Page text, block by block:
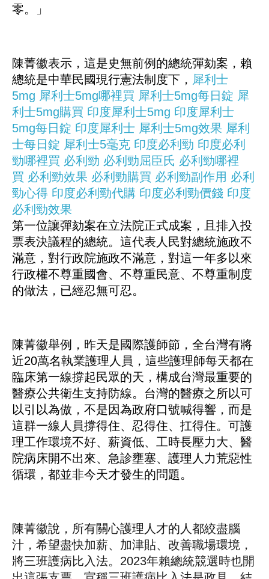
零。」
陳菁徽表示，這是史無前例的總統彈劾案，賴
總統是中華民國現行憲法制度下， 犀利士
5mg 犀利士5mg哪裡買 犀利士5mg每日錠 犀
利士5mg購買 印度犀利士5mg 印度犀利士
5mg每日錠 印度犀利士 犀利士5mg效果 犀利
士每日錠 犀利士5毫克 印度必利勁 印度必利
勁哪裡買 必利勁 必利勁屈臣氏 必利勁哪裡
買 必利勁效果 必利勁購買 必利勁副作用 必利
勁心得 印度必利勁代購 印度必利勁價錢 印度
必利勁效果
第一位讓彈劾案在立法院正式成案，且排入投
票表決議程的總統。這代表人民對總統施政不
滿意，對行政院施政不滿意，對這一年多以來
行政權不尊重國會、不尊重民意、不尊重制度
的做法，已經忍無可忍。
陳菁徽舉例，昨天是國際護師節，全台灣有將
近20萬名執業護理人員，這些護理師每天都在
臨床第一線撐起民眾的天，構成台灣最重要的
醫療公共衛生支持防線。台灣的醫療之所以可
以引以為傲，不是因為政府口號喊得響，而是
這群一線人員撐得住、忍得住、扛得住。可護
理工作環境不好、薪資低、工時長壓力大、醫
院病床開不出來、急診壅塞、護理人力荒惡性
循環，都並非今天才發生的問題。
陳菁徽說，所有關心護理人才的人都絞盡腦
汁，希望盡快加薪、加津貼、改善職場環境，
將三班護病比入法。2023年賴總統競選時也開